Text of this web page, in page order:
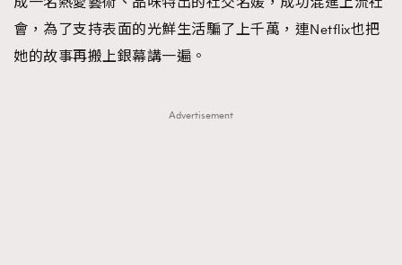
會，為了支持表面的光鮮生活騙了上千萬，連Netflix也把
她的故事再搬上銀幕講一遍。
Advertisement